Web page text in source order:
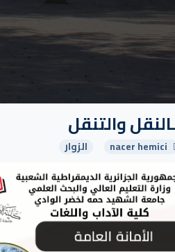
والتنقل
nacer hemici الزوار